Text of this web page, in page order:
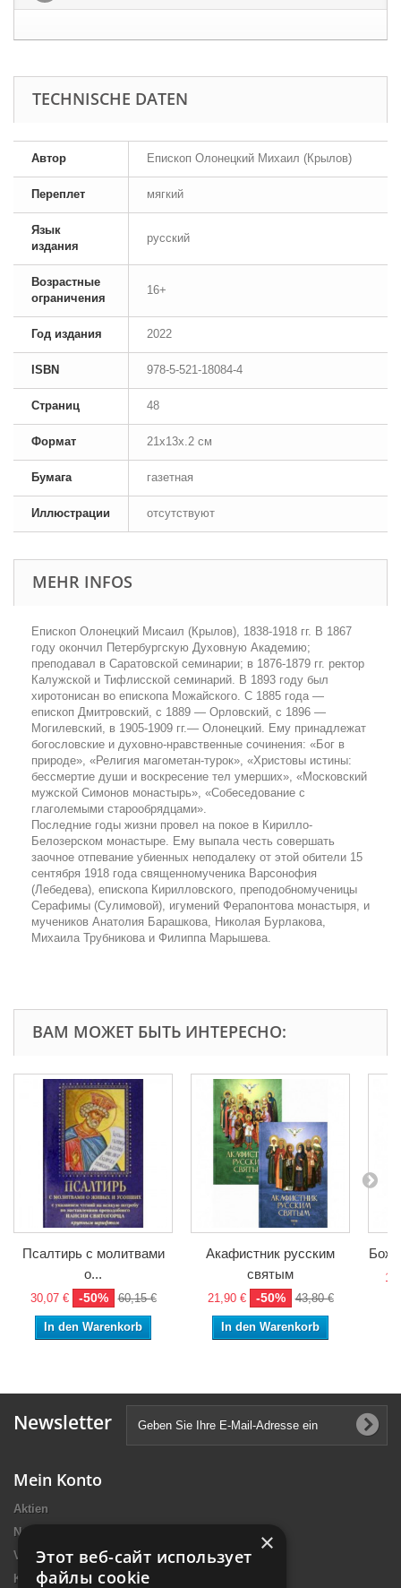
TECHNISCHE DATEN
Автор Епископ Олонецкий Михаил (Крылов)
Переплет мягкий
Язык
издания
русский
Возрастные
ограничения
16+
Год издания 2022
ISBN 978-5-521-18084-4
Страниц 48
Формат 21x13x.2 см
Бумага газетная
Иллюстрации отсутствуют
MEHR INFOS
Епископ Олонецкий Мисаил (Крылов), 1838-1918 гг. В 1867
году окончил Петербургскую Духовную Академию;
преподавал в Саратовской семинарии; в 1876-1879 гг. ректор
Калужской и Тифлисской семинарий. В 1893 году был
хиротонисан во епископа Можайского. С 1885 года —
епископ Дмитровский, с 1889 — Орловский, с 1896 —
Могилевский, в 1905-1909 гг.— Олонецкий. Ему принадлежат
богословские и духовно-нравственные сочинения: «Бог в
природе», «Религия магометан-турок», «Христовы истины:
бессмертие души и воскресение тел умерших», «Московский
мужской Симонов монастырь», «Собеседование с
глаголемыми старообрядцами».
Последние годы жизни провел на покое в Кирилло-
Белозерском монастыре. Ему выпала честь совершать
заочное отпевание убиенных неподалеку от этой обители 15
сентября 1918 года священномученика Варсонофия
(Лебедева), епископа Кирилловского, преподобномученицы
Серафимы (Сулимовой), игумений Ферапонтова монастыря, и
мучеников Анатолия Барашкова, Николая Бурлакова,
Михаила Трубникова и Филиппа Марышева.
ВАМ МОЖЕТ БЫТЬ ИНТЕРЕСНО:
Псалтирь с молитвами
о...
30,07 € -50% 60,15 €
In den Warenkorb
Акафистник русским
святым
21,90 € -50% 43,80 €
In den Warenkorb
Newsletter
Mein Konto
Aktien
Neue Artikel
Verkaufshits
Kontakt
×
Этот веб-сайт использует
файлы cookie